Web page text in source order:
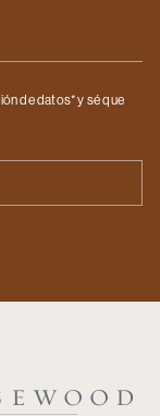
de datos* y sé que